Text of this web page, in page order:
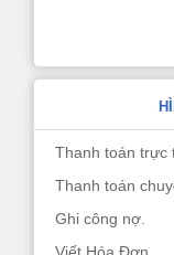
Thanh toán trực
Thanh toán
Ghi công nợ.